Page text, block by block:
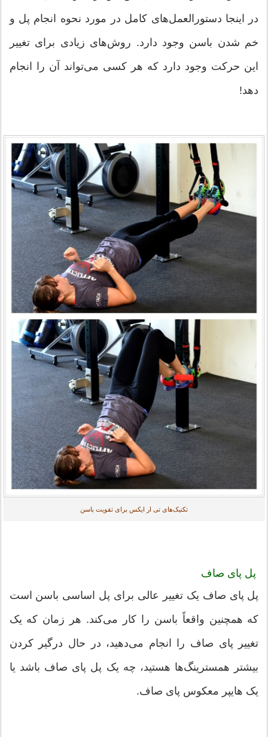
در اینجا دستورالعمل‌های کامل در مورد نحوه انجام پل و
خم شدن باسن وجود دارد. روش‌های زیادی برای تغییر
این حرکت وجود دارد که هر کسی می‌تواند آن را انجام
دهد!
تکنیک‌های تی ار ایکس برای تقویت باسن
پل پای صاف
پل پای صاف یک تغییر عالی برای پل اساسی باسن است
که همچنین واقعاً باسن را کار می‌کند. هر زمان که یک
تغییر پای صاف را انجام می‌دهید، در حال درگیر کردن
بیشتر همسترینگ‌ها هستید، چه یک پل پای صاف باشد یا
یک هایپر معکوس پای صاف.